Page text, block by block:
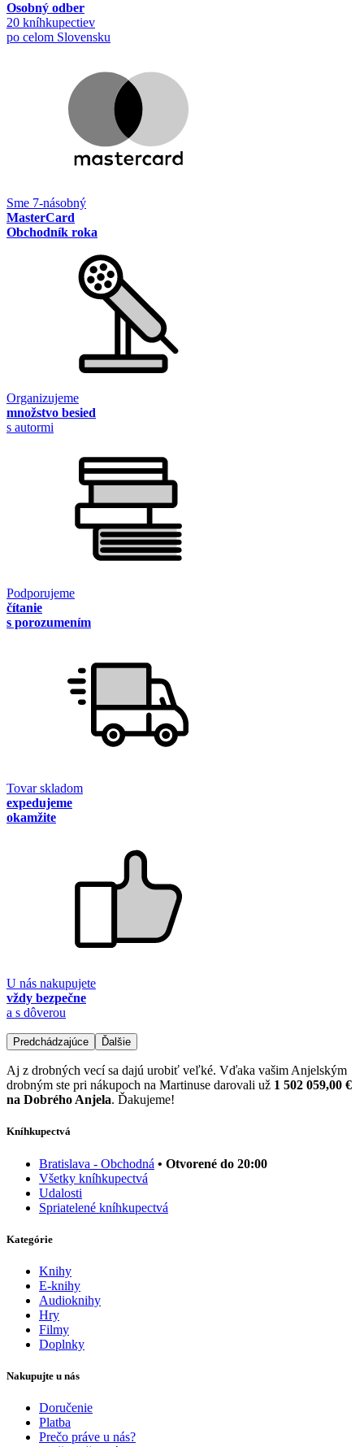
Osobný odber
20 kníhkupectiev
po celom Slovensku
Sme 7-násobný
MasterCard
Obchodník roka
Organizujeme
množstvo besied
s autormi
Podporujeme
čítanie
s porozumením
Tovar skladom
expedujeme
okamžite
U nás nakupujete
vždy bezpečne
a s dôverou
Predchádzajúce Ďalšie
Aj z drobných vecí sa dajú urobiť veľké. Vďaka vašim Anjelským
drobným ste pri nákupoch na Martinuse darovali už 1 502 059,00 €
na Dobrého Anjela. Ďakujeme!
Kníhkupectvá
Bratislava - Obchodná • Otvorené do 20:00
Všetky kníhkupectvá
Udalosti
Spriatelené kníhkupectvá
Kategórie
Knihy
E-knihy
Audioknihy
Hry
Filmy
Doplnky
Nakupujte u nás
Doručenie
Platba
Prečo práve u nás?